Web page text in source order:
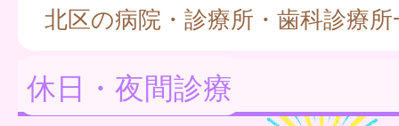
北区の病院・診療所・歯科診療
休日・夜間診療